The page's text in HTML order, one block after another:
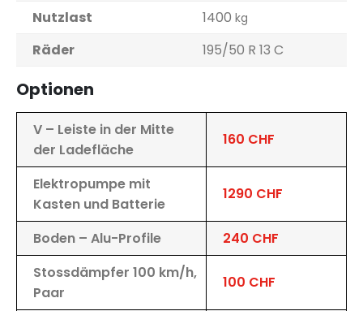
Nutzlast 1400 kg
Räder 195/50 R 13 C
Optionen
V – Leiste in der Mitte
der Ladefläche
160 CHF
Elektropumpe mit
Kasten und Batterie
1290 CHF
Boden – Alu-Profile
240 CHF
Stossdämpfer 100 km/h,
Paar
100 CHF